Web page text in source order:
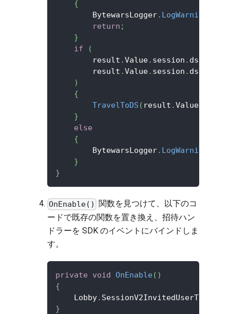
{
        BytewarsLogger
. LogWarning
return ;
}
if
(
        result
.Value. session .
        result
.Value. session .
)
{
TravelToDS ( result .Value
}
else
{
        BytewarsLogger
. LogWarning
}
}
OnEnable()
関数を見つけて、以下のコ
ードで既存の関数を置き換え、招待ハン
ドラーを SDK のイベントにバインドしま
す。
private void OnEnable( )
{
    Lobby
.
}